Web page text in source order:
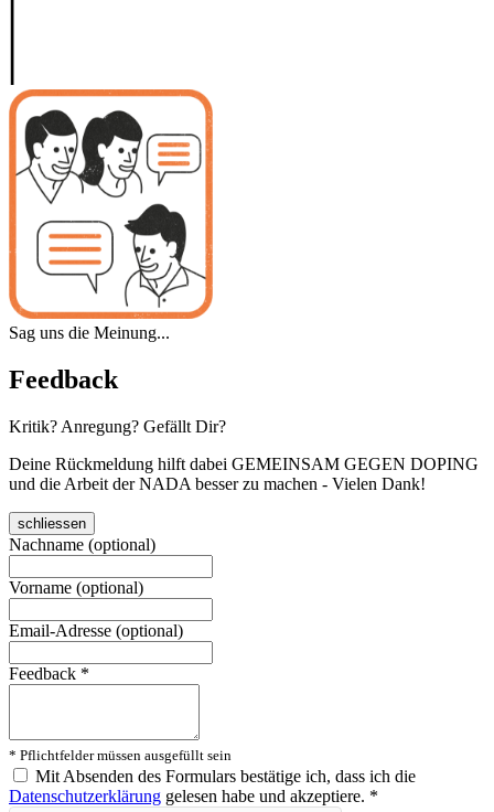
Sag uns die Meinung...
Feedback
Kritik? Anregung? Gefällt Dir?
Deine Rückmeldung hilft dabei GEMEINSAM GEGEN DOPING
und die Arbeit der NADA besser zu machen - Vielen Dank!
schliessen
Nachname (optional)
Vorname (optional)
Email-Adresse (optional)
Feedback *
* Pflichtfelder müssen ausgefüllt sein
Mit Absenden des Formulars bestätige ich, dass ich die
Datenschutzerklärung gelesen habe und akzeptiere. *